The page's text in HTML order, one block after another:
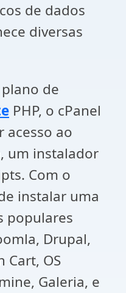
de dados
diversas
de
PHP, o cPanel
ao
um instalador
Com o
instalar uma
populares
Drupal,
Cart, OS
Galeria, e